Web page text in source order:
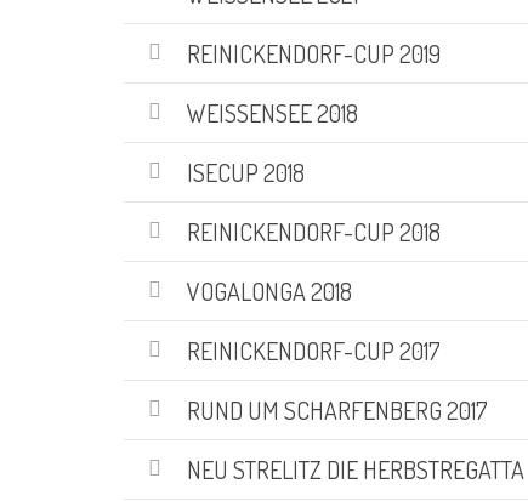
REINICKENDORF-CUP 2019
WEISSENSEE 2018
ISECUP 2018
REINICKENDORF-CUP 2018
VOGALONGA 2018
REINICKENDORF-CUP 2017
RUND UM SCHARFENBERG 2017
NEU STRELITZ DIE HERBSTREGATTA